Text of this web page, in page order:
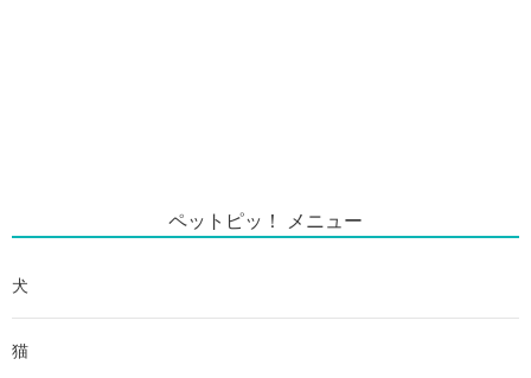
ペットピッ！ メニュー
犬
猫